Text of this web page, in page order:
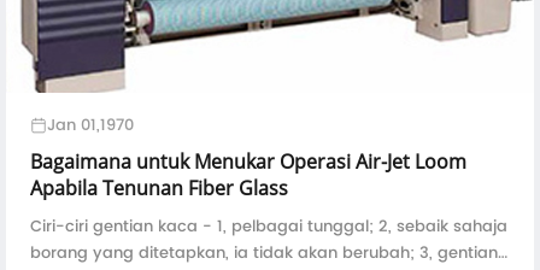
Jan 01,1970
Bagaimana untuk Menukar Operasi Air-Jet Loom
Apabila Tenunan Fiber Glass
Ciri-ciri gentian kaca - 1, pelbagai tunggal; 2, sebaik sahaja
borang yang ditetapkan, ia tidak akan berubah; 3, gentian